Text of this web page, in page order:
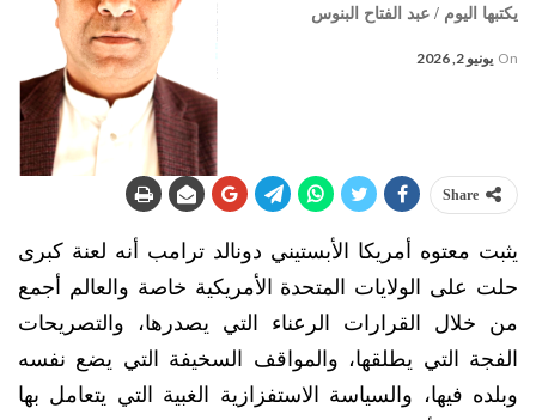
يكتبها اليوم / عبد الفتاح البنوس
On يونيو 2, 2026
Share
يثبت معتوه أمريكا الأبستيني دونالد ترامب أنه لعنة كبرى
حلت على الولايات المتحدة الأمريكية خاصة والعالم أجمع
من خلال القرارات الرعناء التي يصدرها، والتصريحات
الفجة التي يطلقها، والمواقف السخيفة التي يضع نفسه
وبلده فيها، والسياسة الاستفزازية الغبية التي يتعامل بها